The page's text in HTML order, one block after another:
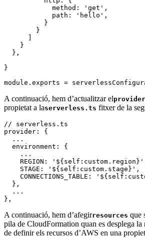
            method: 'get',
            path: 'hello',
          }
        }
    }
  },
}
module.exports =
A continuació, hem d’actualitzar el
propietat a laserverless.ts fitxer de la
// serverless.ts
provider: {
  ...
  environment: {
    ...
REGION:
    STAGE: '${self:custom.stage}',
CONNECTIONS_TABLE:
  },
  ...
},
A continuació, hem d’afegirresources que
pila de CloudFormation quan es desplega
de definir els recursos d’AWS en una